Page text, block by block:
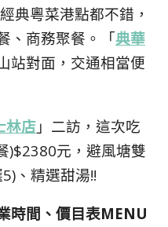
典粵菜港點都不錯，
、商務聚餐。「典華
站對面，交通相當便
林店 」二訪，這次吃
)$2380元，避風塘雙
、精選甜湯!!
時間、價目表MENU